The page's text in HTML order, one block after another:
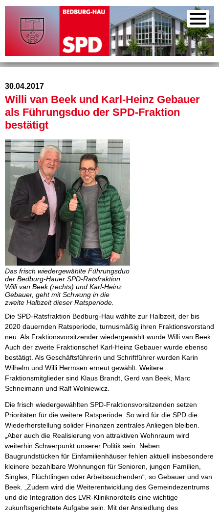
30.04.2017
Willi van Beek und Karl-Heinz Gebauer
als Führungsduo der SPD-Fraktion
bestätigt
Das frisch wiedergewählte Führungsduo
der Bedburg-Hauer SPD-Ratsfraktion,
Willi van Beek (rechts) und Karl-Heinz
Gebauer, geht mit Schwung in die
zweite Halbzeit dieser Ratsperiode.
Die SPD-Ratsfraktion Bedburg-Hau wählte zur Halbzeit, der bis
2020 dauernden Ratsperiode, turnusmäßig ihren Fraktionsvorstand
neu. Als Fraktionsvorsitzender wiedergewählt wurde Willi van Beek.
Auch der zweite Fraktionschef Karl-Heinz Gebauer wurde ebenso
bestätigt. Als Geschäftsführerin und Schriftführer wurden Karin
Wilhelm und Willi Hermsen erneut gewählt. Weitere
Fraktionsmitglieder sind Klaus Brandt, Gerd van Beek, Marc
Schneimann und Ralf Wolniewicz.
Die frisch wiedergewählten SPD-Fraktionsvorsitzenden setzen
Prioritäten für die weitere Ratsperiode. So wird für die SPD die
Wiederherstellung solider Finanzen zentrales Anliegen bleiben.
„Aber auch die Realisierung von attraktiven Wohnraum wird
weiterhin Schwerpunkt unserer Politik sein. Neben
Baugrundstücken für Einfamilienhäuser fehlen aktuell insbesondere
kleinere bezahlbare Wohnungen für Senioren, jungen Familien,
Singles, Flüchtlingen oder Arbeitssuchenden“, so Gebauer und van
Beek. „Zudem wird die Weiterentwicklung des Gemeindezentrums
und die Integration des LVR-Kliniknordteils eine wichtige
zukunftsgerichtete Aufgabe sein. Mit der Ansiedlung des